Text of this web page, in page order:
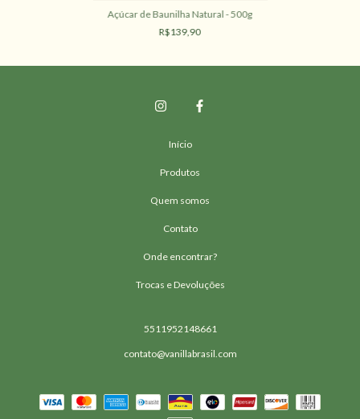
Açúcar de Baunilha Natural - 500g
R$139,90
Início
Produtos
Quem somos
Contato
Onde encontrar?
Trocas e Devoluções
5511952148661
contato@vanillabrasil.com